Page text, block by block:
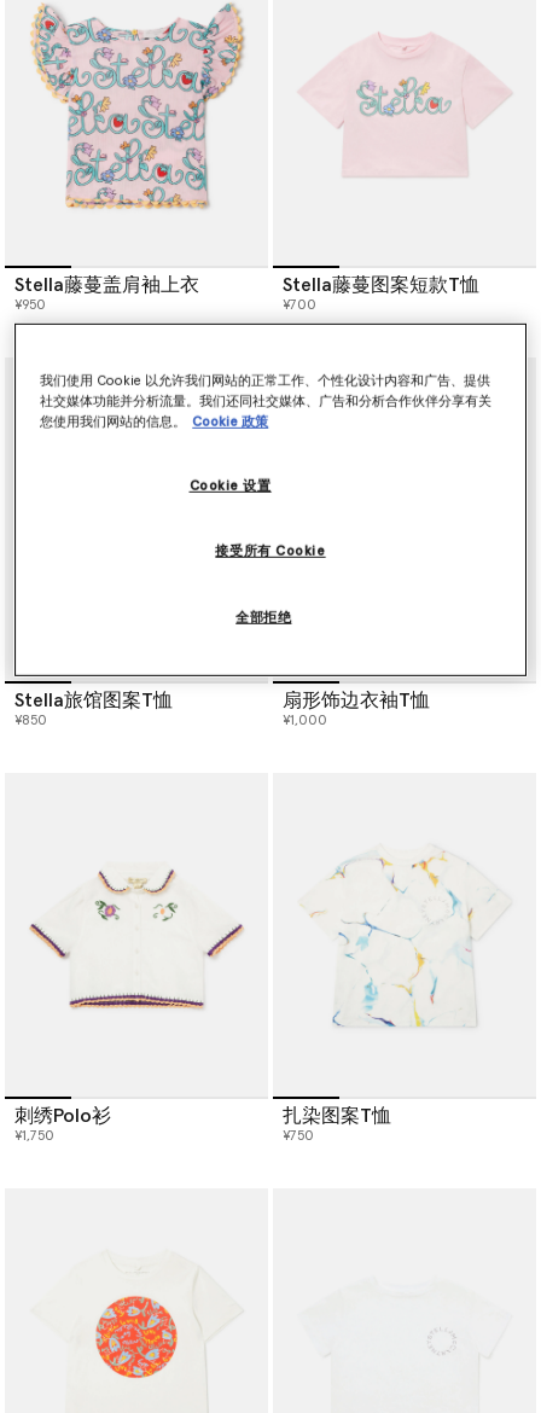
Stella藤蔓盖肩袖上衣
¥950
Stella藤蔓图案短款T恤
¥700
Stella旅馆图案T恤
¥850
扇形饰边衣袖T恤
¥1,000
刺绣Polo衫
¥1,750
扎染图案T恤
¥750
我们使用 Cookie 以允许我们网站的正常工作、个性化设计内容和广告、提供
社交媒体功能并分析流量。我们还同社交媒体、广告和分析合作伙伴分享有关
您使用我们网站的信息。
Cookie 政策
Cookie 设置
全部拒绝
接受所有 Cookie